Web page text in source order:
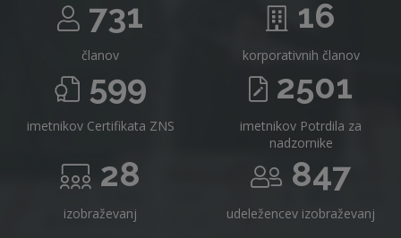
731
članov
16
korporativnih članov
599
imetnikov Certifikata ZNS
2501
imetnikov Potrdila za
nadzornike
28
izobraževanj
847
udeležencev izobraževanj